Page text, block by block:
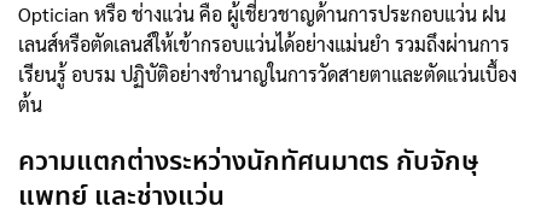
Optician หรือ ช่างแว่น คือ ผู้เชี่ยวชาญด้านการประกอบแว่น ฝน
เลนส์หรือตัดเลนส์ให้เข้ากรอบแว่นได้อย่างแม่นยำ รวมถึงผ่านการ
เรียนรู้ อบรม ปฏิบัติอย่างชำนาญในการวัดสายตาและตัดแว่นเบื้อง
ต้น
ความแตกต่างระหว่างนักทัศนมาตร กับจักษุ
แพทย์ และช่างแว่น